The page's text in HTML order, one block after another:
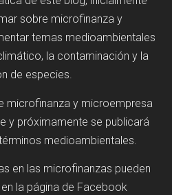
sobre microfinanza y
temas medioambientales
la contaminación y la
de especies.
microfinanza y microempresa
y próximamente se publicará
medioambientales.
en las microfinanzas pueden
la página de Facebook